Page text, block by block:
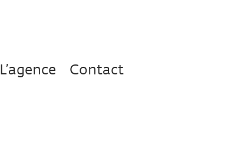
L’agence
Contact